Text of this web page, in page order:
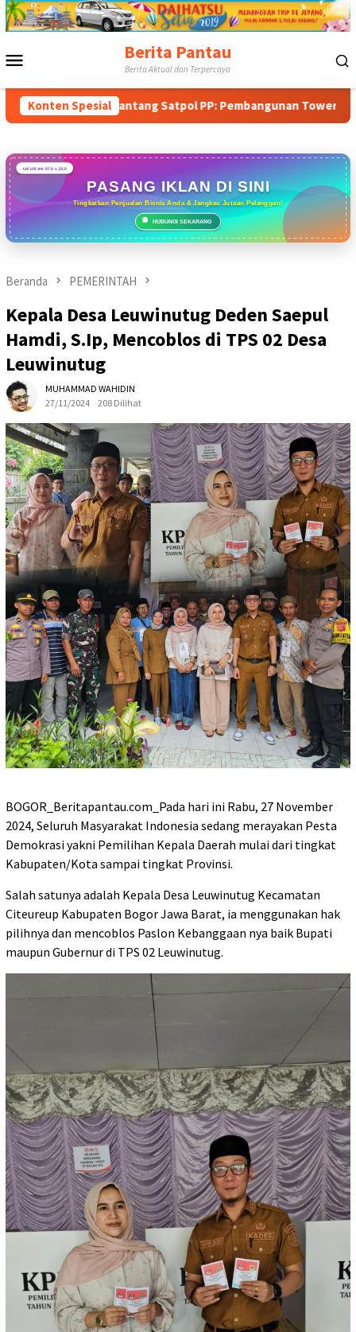
Loncat
ke
Berita Pantau
Berita Aktual dan Terpercaya
Konten Spesial
Satpol PP: Pembangunan Tower PT Gihon di Parung
UKURAN 970 x 250
PASANG IKLAN DI SINI
Tingkatkan Penjualan Bisnis Anda & Jangkau Jutaan Pelanggan!
HUBUNGI SEKARANG
Beranda PEMERINTAH
Kepala Desa Leuwinutug Deden Saepul
Hamdi, S.Ip, Mencoblos di TPS 02 Desa
Leuwinutug
MUHAMMAD WAHIDIN
27/11/2024
208 Dilihat
BOGOR_Beritapantau.com_Pada hari ini Rabu, 27 November
2024, Seluruh Masyarakat Indonesia sedang merayakan Pesta
Demokrasi yakni Pemilihan Kepala Daerah mulai dari tingkat
Kabupaten/Kota sampai tingkat Provinsi.
Salah satunya adalah Kepala Desa Leuwinutug Kecamatan
Citeureup Kabupaten Bogor Jawa Barat, ia menggunakan hak
pilihnya dan mencoblos Paslon Kebanggaan nya baik Bupati
maupun Gubernur di TPS 02 Leuwinutug.